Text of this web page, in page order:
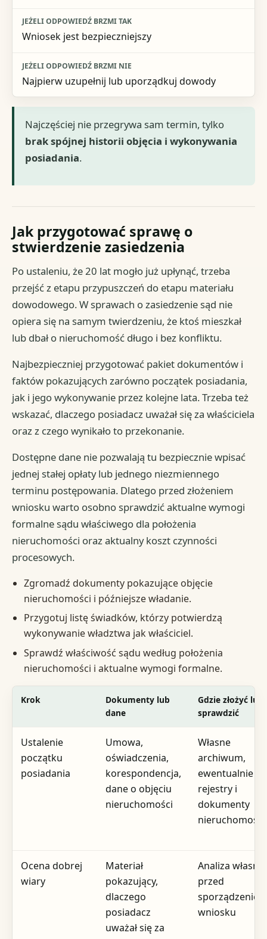
Wniosek jest bezpieczniejszy
Najpierw uzupełnij lub uporządkuj dowody
Najczęściej nie przegrywa sam termin, tylko
brak spójnej historii objęcia i wykonywania
posiadania.
Jak przygotować sprawę o
stwierdzenie zasiedzenia
Po ustaleniu, że 20 lat mogło już upłynąć, trzeba
przejść z etapu przypuszczeń do etapu materiału
dowodowego. W sprawach o zasiedzenie sąd nie
opiera się na samym twierdzeniu, że ktoś mieszkał
lub dbał o nieruchomość długo i bez konfliktu.
Najbezpieczniej przygotować pakiet dokumentów i
faktów pokazujących zarówno początek posiadania,
jak i jego wykonywanie przez kolejne lata. Trzeba też
wskazać, dlaczego posiadacz uważał się za właściciela
oraz z czego wynikało to przekonanie.
Dostępne dane nie pozwalają tu bezpiecznie wpisać
jednej stałej opłaty lub jednego niezmiennego
terminu postępowania. Dlatego przed złożeniem
wniosku warto osobno sprawdzić aktualne wymogi
formalne sądu właściwego dla położenia
nieruchomości oraz aktualny koszt czynności
procesowych.
Zgromadź dokumenty pokazujące objęcie
nieruchomości i późniejsze władanie.
Przygotuj listę świadków, którzy potwierdzą
wykonywanie władztwa jak właściciel.
Sprawdź właściwość sądu według położenia
nieruchomości i aktualne wymogi formalne.
Krok
Dokumenty lub
dane
Gdzie złożyć lub
sprawdzić
Ustalenie
początku
posiadania
Umowa,
oświadczenia,
korespondencja,
dane o objęciu
nieruchomości
Własne
archiwum,
ewentualnie
rejestry i
dokumenty
nieruchomości
Ocena dobrej
wiary
Materiał
pokazujący,
dlaczego
posiadacz
uważał się za
Analiza własna
przed
wniosku